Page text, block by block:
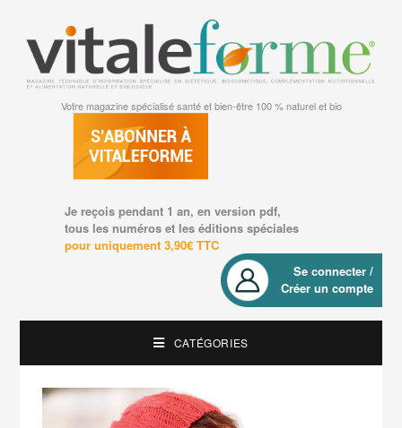
Votre magazine spécialisé santé et bien-être 100 % naturel et bio
Je reçois pendant 1 an, en version pdf,
tous les numéros et les éditions spéciales
pour uniquement 3,90€ TTC
Se connecter /
Créer un compte
CATÉGORIES